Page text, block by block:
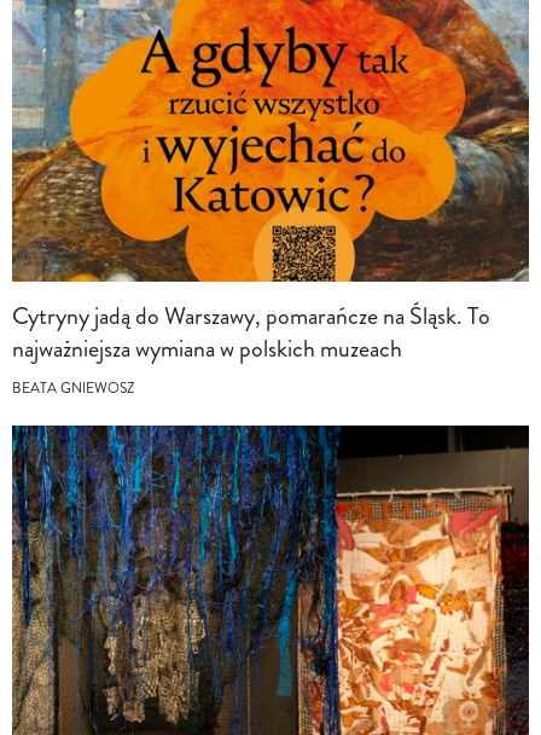
Cytryny jadą do Warszawy, pomarańcze na Śląsk. To
najważniejsza wymiana w polskich muzeach
BEATA GNIEWOSZ